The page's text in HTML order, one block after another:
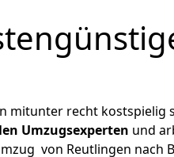
mitunter recht kostspielig
Umzugsexperten und
von Reutlingen nach